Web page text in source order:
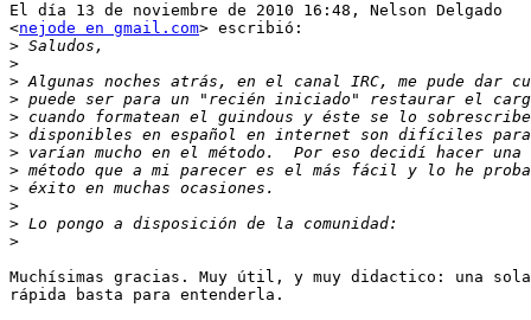
El día 13 de noviembre de 2010 16:48, Nelson Delgado
<nejode en gmail.com> escribió:
>
>
>
>
>
>
>
>
>
>
>
>
Muchísimas gracias. Muy útil, y muy didactico: una
rápida basta para entenderla.